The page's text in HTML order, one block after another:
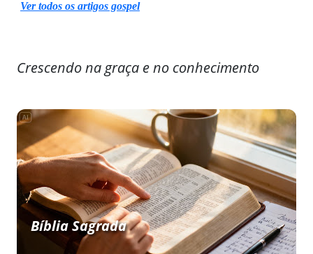
Ver todos os artigos gospel
Crescendo na graça e no conhecimento
Bíblia Sagrada